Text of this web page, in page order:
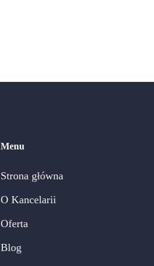
Menu
Strona główna
O Kancelarii
Oferta
Blog